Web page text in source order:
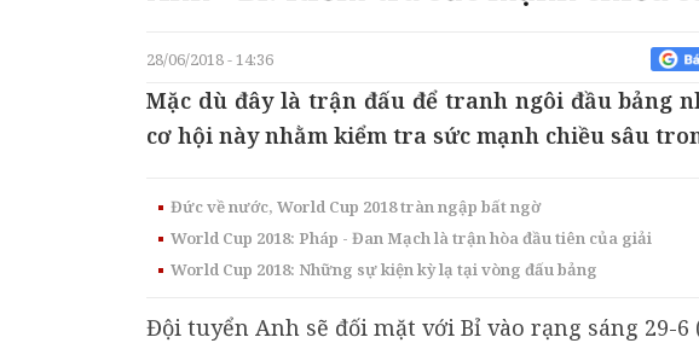
28/06/2018 - 14:36
Mặc dù đây là trận đấu để tranh ngôi đầu bảng
cơ hội này nhằm kiểm tra sức mạnh chiều sâu
Đức về nước, World Cup 2018 tràn ngập bất ngờ
World Cup 2018: Pháp - Đan Mạch là trận hòa đầu tiên của giải
World Cup 2018: Những sự kiện kỳ lạ tại vòng đấu bảng
Đội tuyển Anh sẽ đối mặt với Bỉ vào rạng sáng 29-